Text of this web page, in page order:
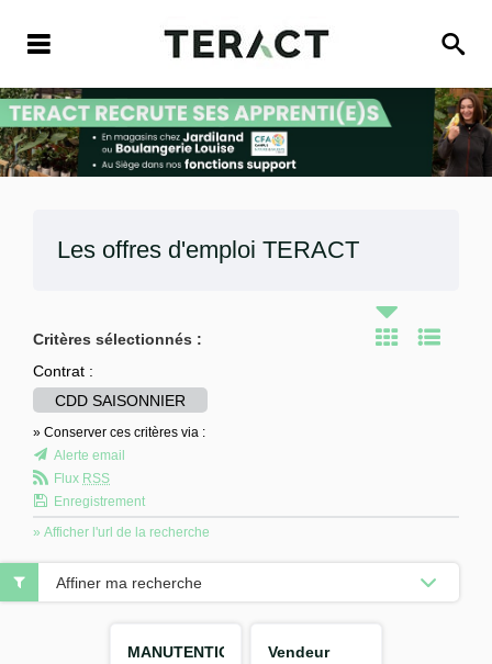
Les offres d'emploi TERACT
Critères sélectionnés :
Contrat :
CDD SAISONNIER
» Conserver ces critères via :
Alerte email
Flux RSS
Enregistrement
» Afficher l'url de la recherche
MANUTENTIONNAIREVendeur
Affiner ma recherche